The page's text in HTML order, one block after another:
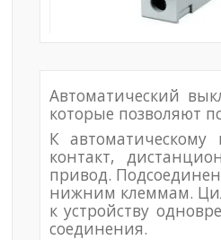
Автоматический
которые позволяют
К
контакт,
привод.
нижним клеммам.
к устройству
соединения.